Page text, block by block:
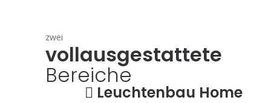
zwei
vollausgestattete
Bereiche
Leuchtenbau Home